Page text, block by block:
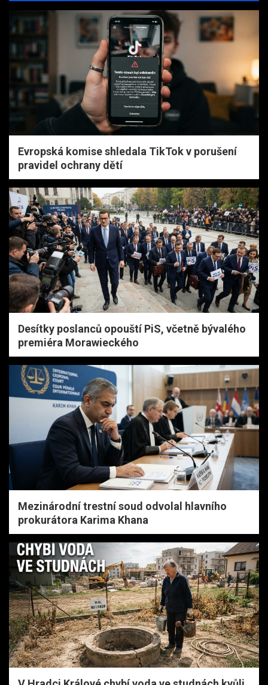
Evropská komise shledala TikTok v porušení
pravidel ochrany dětí
Desítky poslanců opouští PiS, včetně bývalého
premiéra Morawieckého
Mezinárodní trestní soud odvolal hlavního
prokurátora Karima Khana